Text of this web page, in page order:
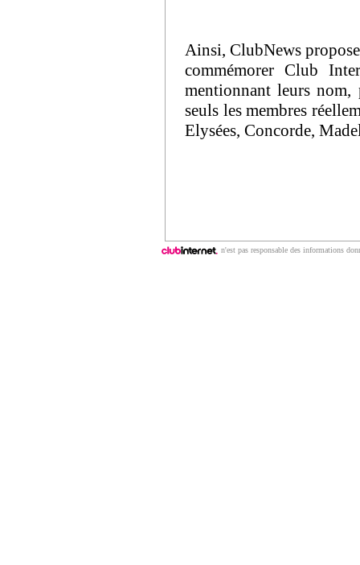
Ainsi, ClubNews
commémorer Club
mentionnant leurs nom,
seuls les membres
Elysées, Concorde,
n'est pas responsable des informations